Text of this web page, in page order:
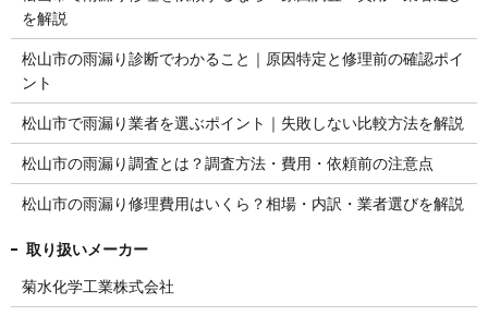
を解説
松山市の雨漏り診断でわかること｜原因特定と修理前の確認ポイ
ント
松山市で雨漏り業者を選ぶポイント｜失敗しない比較方法を解説
松山市の雨漏り調査とは？調査方法・費用・依頼前の注意点
松山市の雨漏り修理費用はいくら？相場・内訳・業者選びを解説
菊水化学工業株式会社